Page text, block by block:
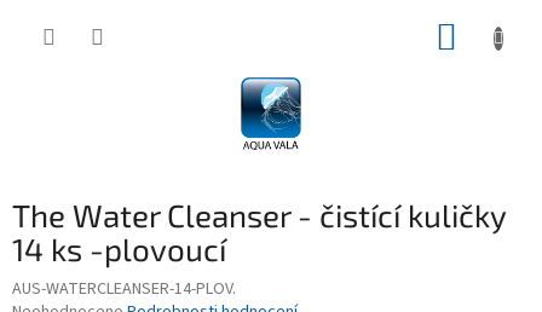
The Water Cleanser - čistící kuličky
14 ks -plovoucí
AUS-WATERCLEANSER-14-PLOV.